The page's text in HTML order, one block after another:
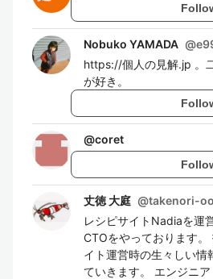
Nobuko YAMADA @
https://個人の見解.jp 。
が好き。
@coret
丈徳 大庭 @takenori-
レシピサイトNadiaを運
CTOをやっております
イト運営時の生々しい情
ていきます。 エンジニ